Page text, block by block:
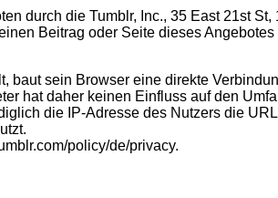
durch die Tumblr, Inc., 35 East 21st
Beitrag oder Seite dieses
sein Browser eine direkte
hat daher keinen Einfluss auf den
die IP-Adresse des Nutzers die
policy/de/privacy.